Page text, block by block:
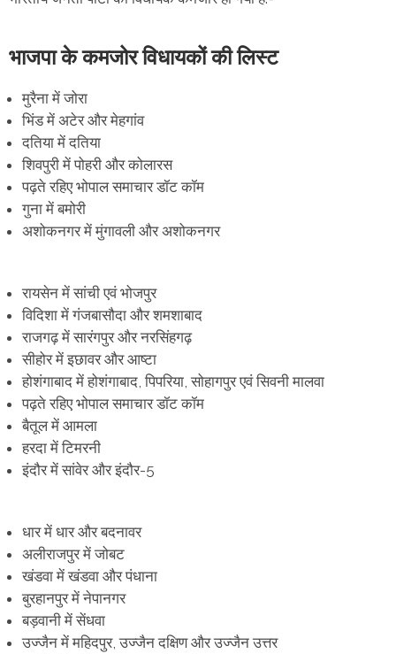
भाजपा के कमजोर विधायकों की लिस्ट
मुरैना में जोरा
भिंड में अटेर और मेहगांव
दतिया में दतिया
शिवपुरी में पोहरी और कोलारस
पढ़ते रहिए भोपाल समाचार डॉट कॉम
गुना में बमोरी
अशोकनगर में मुंगावली और अशोकनगर
रायसेन में सांची एवं भोजपुर
विदिशा में गंजबासौदा और शमशाबाद
राजगढ़ में सारंगपुर और नरसिंहगढ़
सीहोर में इछावर और आष्टा
होशंगाबाद में होशंगाबाद, पिपरिया, सोहागपुर एवं सिवनी मालवा
पढ़ते रहिए भोपाल समाचार डॉट कॉम
बैतूल में आमला
हरदा में टिमरनी
इंदौर में सांवेर और इंदौर-5
धार में धार और बदनावर
अलीराजपुर में जोबट
खंडवा में खंडवा और पंधाना
बुरहानपुर में नेपानगर
बड़वानी में सेंधवा
उज्जैन में महिदपुर, उज्जैन दक्षिण और उज्जैन उत्तर